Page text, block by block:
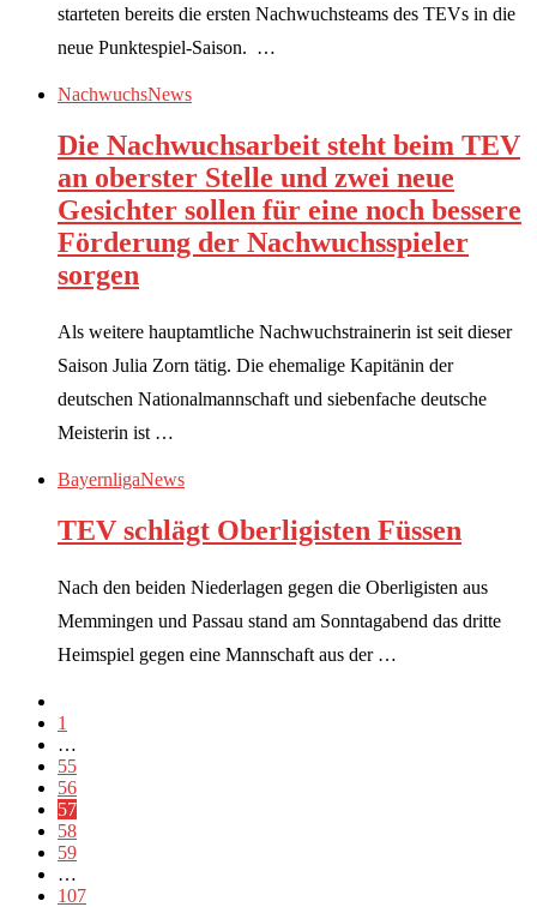
starteten bereits die ersten Nachwuchsteams des TEVs in die
neue Punktespiel-Saison. …
NachwuchsNews
Die Nachwuchsarbeit steht beim TEV
an oberster Stelle und zwei neue
Gesichter sollen für eine noch bessere
Förderung der Nachwuchsspieler
sorgen
Als weitere hauptamtliche Nachwuchstrainerin ist seit dieser
Saison Julia Zorn tätig. Die ehemalige Kapitänin der
deutschen Nationalmannschaft und siebenfache deutsche
Meisterin ist …
BayernligaNews
TEV schlägt Oberligisten Füssen
Nach den beiden Niederlagen gegen die Oberligisten aus
Memmingen und Passau stand am Sonntagabend das dritte
Heimspiel gegen eine Mannschaft aus der …
1
…
55
56
57
58
59
…
107